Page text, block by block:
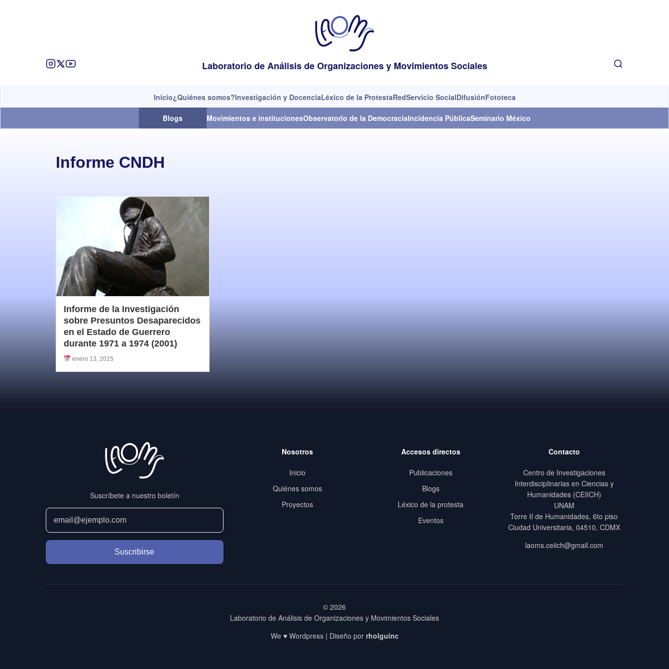
Laboratorio de Análisis de Organizaciones y Movimientos Sociales
Inicio¿Quiénes somos?Investigación y DocenciaLéxico de la ProtestaRedServicio SocialDifusiónFototeca
Blogs Movimientos e institucionesObservatorio de la DemocraciaIncidencia PúblicaSeminario México
Informe CNDH
Informe de la Investigación
sobre Presuntos Desaparecidos
en el Estado de Guerrero
durante 1971 a 1974 (2001)
enero 13, 2015
Suscríbete a nuestro boletín
Suscribirse
Nosotros
Inicio
Quiénes somos
Proyectos
Accesos directos
Publicaciones
Blogs
Léxico de la protesta
Eventos
Contacto
Centro de Investigaciones
Interdisciplinarias en Ciencias y
Humanidades (CEIICH)
UNAM
Torre II de Humanidades, 6to piso
Ciudad Universitaria, 04510, CDMX
laoms.ceiich@gmail.com
© 2026
Laboratorio de Análisis de Organizaciones y Movimientos Sociales
We ♥ Wordpress | Diseño por rholguinc